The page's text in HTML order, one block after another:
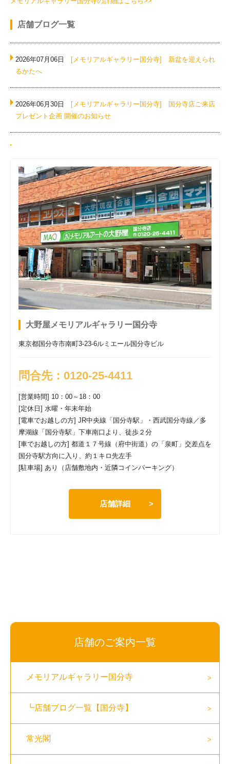
店舗ブログ一覧
2026年07月06日 [メモリアルギャラリー国分寺]
新盆を迎えられ
るかたへ
2026年06月30日 [メモリアルギャラリー国分寺]
国分寺店ご来店
プレゼント企画 開催のお知らせ
2026年06月03日 [メモリアルギャラリー国分寺]
夫婦位牌をご存
じですか？
2026年05月27日 [メモリアルギャラリー国分寺]
2026年 お盆大感
謝フェア 開催
2026年03月09日 [メモリアルギャラリー国分寺]
メモリアルギャ
ラリー国分寺 臨時休業のお知らせ
大野屋メモリアルギャラリー国分寺
東京都国分寺市南町3-23-6ルミエール国分寺ビル
問合先：0120-25-4411
[営業時間] 10：00～18：00
[定休日] 水曜・年末年始
[電車でお越しの方] JR中央線「国分寺駅」・西武国分寺線／多
摩湖線「国分寺駅」下車南口より、徒歩２分
[車でお越しの方] 都道１７号線（府中街道）の「泉町」交差点を
国分寺駅方向に入り、約１キロ先左手
[駐車場] あり（店舗敷地内・近隣コインパーキング）
店舗詳細
店舗のご案内一覧
メモリアルギャラリー国分寺
┗店舗ブログ一覧【国分寺】
常光閣